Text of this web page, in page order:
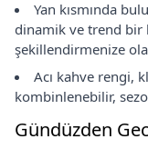
Yan kısmında
dinamik ve trend bir
şekillendirmenize
Acı kahve rengi,
kombinlenebilir,
Gündüzden